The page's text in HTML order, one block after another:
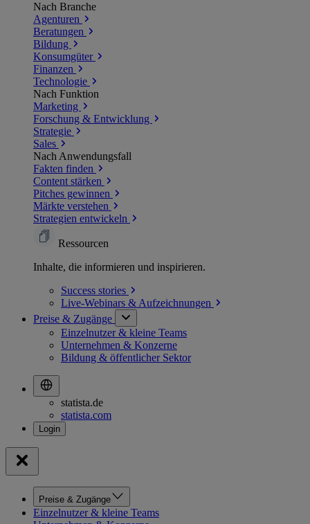
Nach Branche
Agenturen
Beratungen
Bildung
Konsumgüter
Finanzen
Technologie
Nach Funktion
Marketing
Forschung & Entwicklung
Strategie
Sales
Nach Anwendungsfall
Fakten finden
Content stärken
Pitches gewinnen
Märkte verstehen
Strategien entwickeln
Ressourcen
Inhalte, die informieren und inspirieren.
Success stories
Live-Webinars & Aufzeichnungen
Preise & Zugänge
Einzelnutzer & kleine Teams
Unternehmen & Konzerne
Bildung & öffentlicher Sektor
statista.de
statista.com
Preise & Zugänge
Einzelnutzer & kleine Teams